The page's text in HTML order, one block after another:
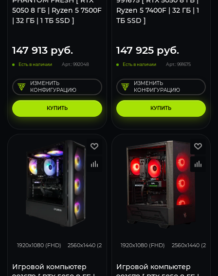
5050 8 ГБ | Ryzen 5 7500F
| 32 ГБ | 1 ТБ SSD ]
147 913 руб.
Есть в наличии Арт.: 992048
КУПИТЬ
ИЗМЕНИТЬ
КОНФИГУРАЦИЮ
Ryzen 5 7400F | 32 ГБ | 1
ТБ SSD ]
147 925руб.
Есть в наличии Арт.: 991675
КУПИТЬ
ИЗМЕНИТЬ
КОНФИГУРАЦИЮ
1920x1080 (FHD) 2560x1440 (2K) 3840x2160 (4K)
Игровой компьютер
1920x1080 (FHD) 2560x1440 (2K)
Игровой компьютер